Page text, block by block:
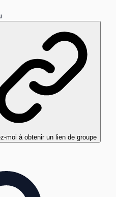
moi à obtenir un lien de groupe